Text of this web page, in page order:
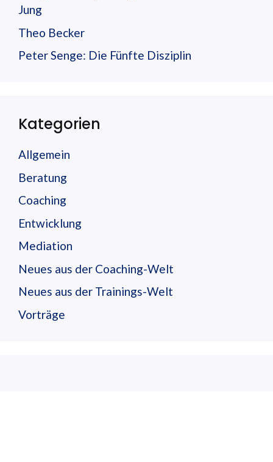
Jung
Theo Becker
Peter Senge: Die Fünfte Disziplin
Kategorien
Allgemein
Beratung
Coaching
Entwicklung
Mediation
Neues aus der Coaching-Welt
Neues aus der Trainings-Welt
Vorträge